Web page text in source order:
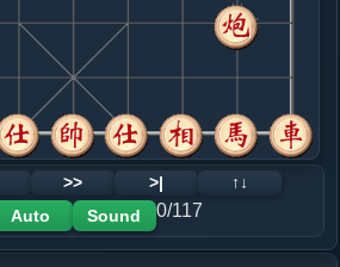
黑+581
马六进七
黑+915
车６进４
黑+970
车八平九
黑+1087
黑+1497
马六进七
黑+472
卒７进１
黑+439
>> >|
↑↓
Auto Sound 0/117